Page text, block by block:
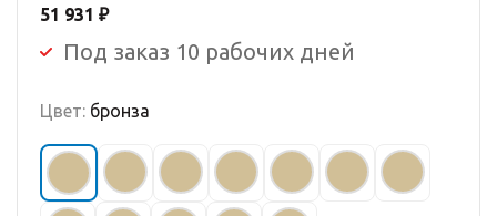
Цвет: бронза
51 931 ₽
Под заказ 10 рабочих дней